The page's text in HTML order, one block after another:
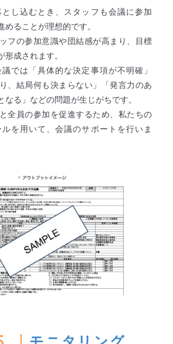
し込むとき、スタッフも会議に参加
めることが理想的です。
フの参加意識や団結感が高まり、目標
形成されます。
では「具体的な決定事項が不明確」
、結局何も決まらない」「発言力のあ
なる」などの問題が生じがちです。
全員の参加を促進するため、私たちの
を用いて、会議のサポートを行いま